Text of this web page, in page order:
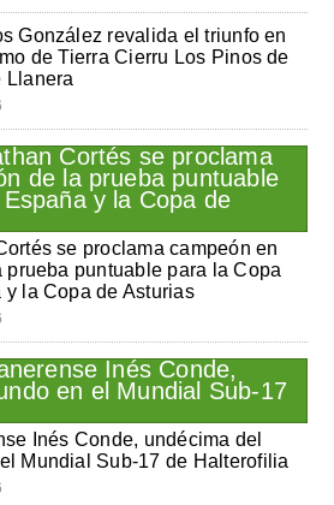
González revalida el triunfo en
de Tierra Cierru Los Pinos de
Llanera
se proclama campeón en
prueba puntuable para la Copa
y la Copa de Asturias
Inés Conde, undécima del
Mundial Sub-17 de Halterofilia